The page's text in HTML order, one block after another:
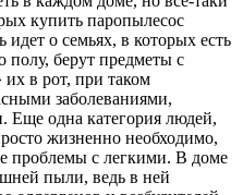
купить паропылесос
о семьях, в которых есть
полу, берут предметы с
в рот, при таком
заболеваниями,
Еще одна категория людей,
жизненно необходимо,
проблемы с легкими. В доме
пыли, ведь в ней